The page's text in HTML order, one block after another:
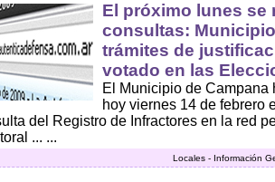
El próximo lunes se
consultas:
trámites de
votado en las
El Municipio de
hoy viernes 14 de febrero
del Registro de Infractores en la red
... ...
Locales - Información